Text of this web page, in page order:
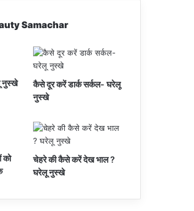
Samachar
नुस्खे
कैसे दूर करें डार्क सर्कल- घरेलू
नुस्खे
को
चेहरे की कैसे करें देख भाल ?
घरेलू नुस्खे